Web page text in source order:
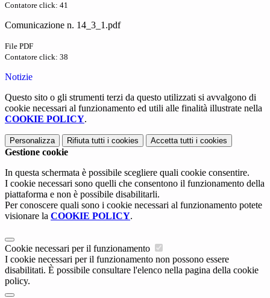
Contatore click: 41
Comunicazione n. 14_3_1.pdf
File PDF
Contatore click: 38
Notizie
Questo sito o gli strumenti terzi da questo utilizzati si avvalgono di
cookie necessari al funzionamento ed utili alle finalità illustrate nella
COOKIE POLICY.
Personalizza Rifiuta tutti i cookies Accetta tutti i cookies
Gestione cookie
In questa schermata è possibile scegliere quali cookie consentire.
I cookie necessari sono quelli che consentono il funzionamento della
piattaforma e non è possibile disabilitarli.
Per conoscere quali sono i cookie necessari al funzionamento potete
visionare la COOKIE POLICY.
Cookie necessari per il funzionamento
I cookie necessari per il funzionamento non possono essere
disabilitati. È possibile consultare l'elenco nella pagina della cookie
policy.